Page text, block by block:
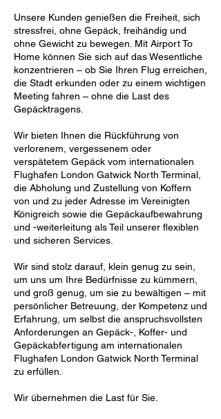
Unsere Kunden genießen die Freiheit, sich
stressfrei, ohne Gepäck, freihändig und
ohne Gewicht zu bewegen. Mit Airport To
Home können Sie sich auf das Wesentliche
konzentrieren – ob Sie Ihren Flug erreichen,
die Stadt erkunden oder zu einem wichtigen
Meeting fahren – ohne die Last des
Gepäcktragens.
Wir bieten Ihnen die Rückführung von
verlorenem, vergessenem oder
verspätetem Gepäck vom internationalen
Flughafen London Gatwick North Terminal,
die Abholung und Zustellung von Koffern
von und zu jeder Adresse im Vereinigten
Königreich sowie die Gepäckaufbewahrung
und -weiterleitung als Teil unserer flexiblen
und sicheren Services.
Wir sind stolz darauf, klein genug zu sein,
um uns um Ihre Bedürfnisse zu kümmern,
und groß genug, um sie zu bewältigen – mit
persönlicher Betreuung, der Kompetenz und
Erfahrung, um selbst die anspruchsvollsten
Anforderungen an Gepäck-, Koffer- und
Gepäckabfertigung am internationalen
Flughafen London Gatwick North Terminal
zu erfüllen.
Wir übernehmen die Last für Sie.